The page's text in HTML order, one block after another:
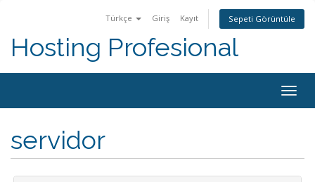
Türkçe Giriş Kayıt Sepeti Görüntüle
Hosting Profesional
servidor